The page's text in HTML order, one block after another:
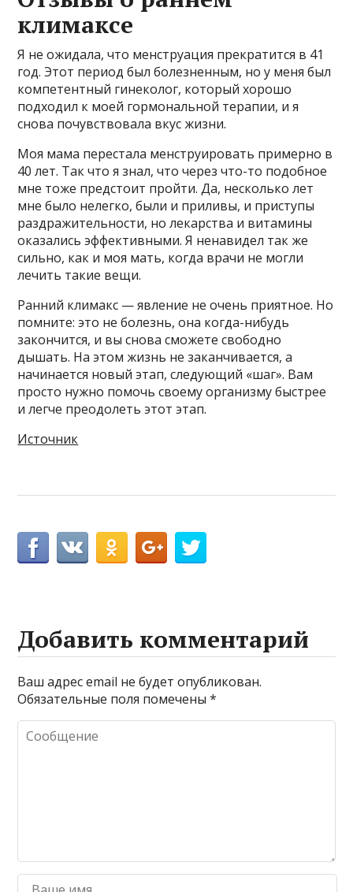
климаксе
Я не ожидала, что менструация прекратится в 41
год. Этот период был болезненным, но у меня был
компетентный гинеколог, который хорошо
подходил к моей гормональной терапии, и я
снова почувствовала вкус жизни.
Моя мама перестала менструировать примерно в
40 лет. Так что я знал, что через что-то подобное
мне тоже предстоит пройти. Да, несколько лет
мне было нелегко, были и приливы, и приступы
раздражительности, но лекарства и витамины
оказались эффективными. Я ненавидел так же
сильно, как и моя мать, когда врачи не могли
лечить такие вещи.
Ранний климакс — явление не очень приятное. Но
помните: это не болезнь, она когда-нибудь
закончится, и вы снова сможете свободно
дышать. На этом жизнь не заканчивается, а
начинается новый этап, следующий «шаг». Вам
просто нужно помочь своему организму быстрее
и легче преодолеть этот этап.
Источник
Добавить комментарий
Ваш адрес email не будет опубликован.
Обязательные поля помечены*